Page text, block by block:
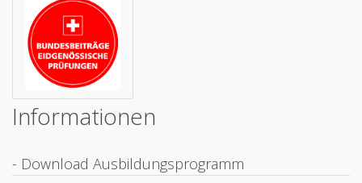
Informationen
- Download Ausbildungsprogramm